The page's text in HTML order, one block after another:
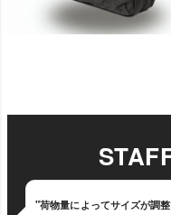
"荷物量によってサイズが調